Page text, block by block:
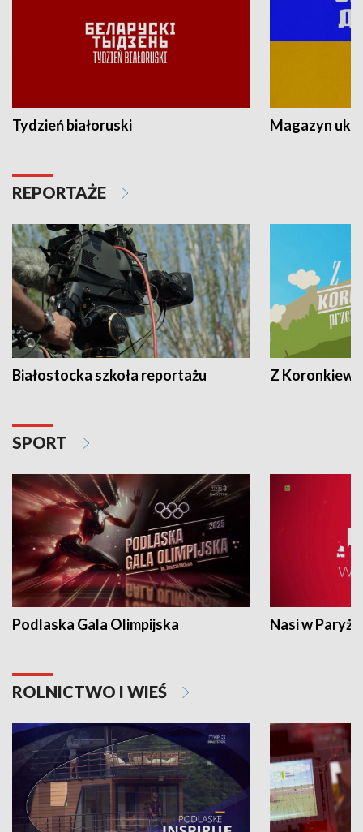
Tydzień białoruski Magazyn
REPORTAŻE
Białostocka szkoła reportażu Z
SPORT
Podlaska Gala Olimpijska Nasi w Paryżu
ROLNICTWO I WIEŚ